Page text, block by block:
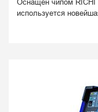
используется